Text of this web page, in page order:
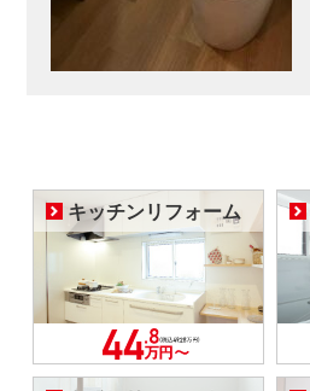
キッチンリフォーム